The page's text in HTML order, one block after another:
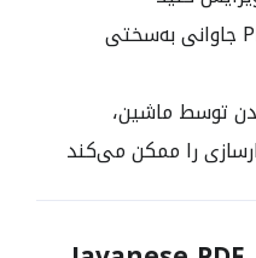
قبل: آرشیوهای PDF جاوانی به‌سختی
توسط ماشین،
را ممکن می‌کند